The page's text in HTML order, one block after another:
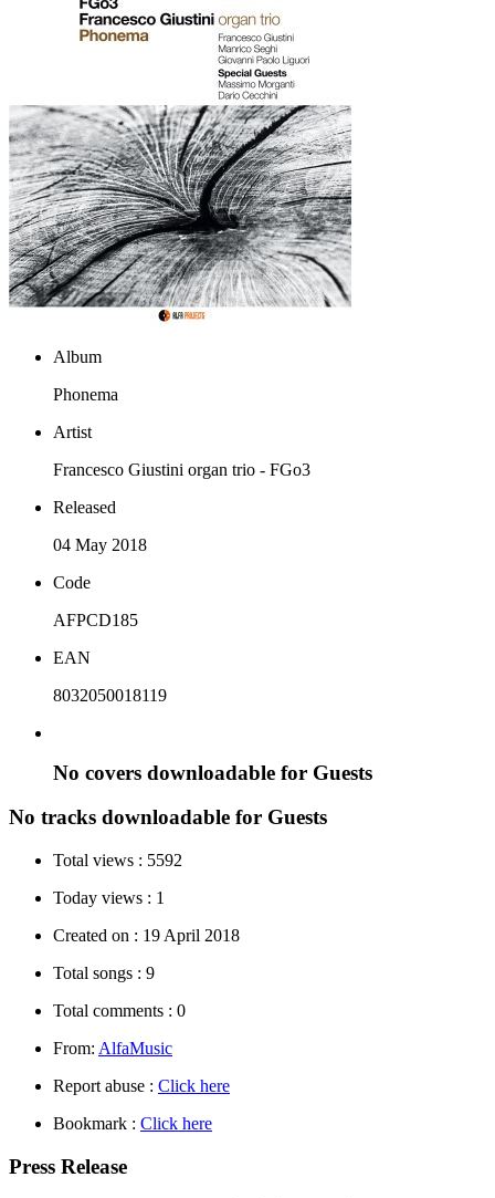
Album
Phonema
Artist
Francesco Giustini organ trio - FGo3
Released
04 May 2018
Code
AFPCD185
EAN
8032050018119
No covers downloadable for Guests
No tracks downloadable for Guests
Total views : 5592
Today views : 1
Created on : 19 April 2018
Total songs : 9
Total comments : 0
From: AlfaMusic
Report abuse : Click here
Bookmark : Click here
Press Release